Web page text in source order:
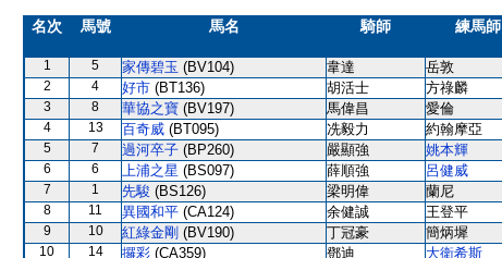
名次 馬號 馬名 騎師 練馬師
1 5 家傳碧玉 (BV104) 韋達 岳敦
2
4 好市 (BT136) 胡活士 方祿麟
3
8 華協之寶 (BV197) 馬偉昌 愛倫
4
13 百奇威 (BT095) 冼毅力 約翰摩亞
5
7 過河卒子 (BP260) 嚴顯強 姚本輝
6
6 上浦之星 (BS097) 薛順強 呂健威
7
1 先駿 (BS126) 梁明偉 蘭尼
8
11 異國和平 (CA124) 余健誠 王登平
9
10 紅綠金剛 (BV190) 丁冠豪 簡炳墀
10
14 攞彩 (CA359) 鄧迪 大衛希斯